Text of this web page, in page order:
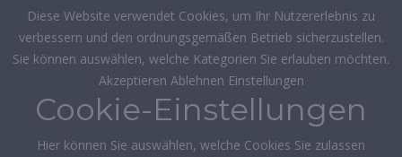
Diese Website verwendet Cookies, um Ihr Nutzererlebnis zu
verbessern und den ordnungsgemäßen Betrieb sicherzustellen.
Sie können auswählen, welche Kategorien Sie erlauben möchten.
Akzeptieren Ablehnen Einstellungen
Cookie-Einstellungen
Hier können Sie auswählen, welche Cookies Sie zulassen